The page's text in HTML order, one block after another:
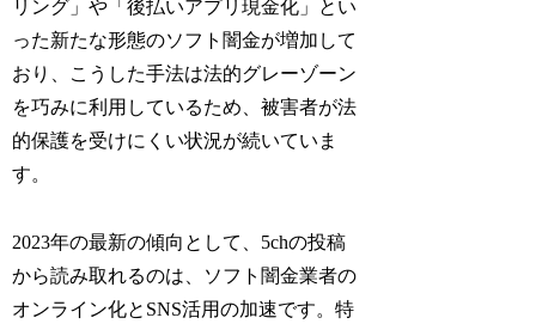
リング」や「後払いアプリ現金化」とい
った新たな形態のソフト闇金が増加して
おり、こうした手法は法的グレーゾーン
を巧みに利用しているため、被害者が法
的保護を受けにくい状況が続いていま
す。
2023年の最新の傾向として、5chの投稿
から読み取れるのは、ソフト闇金業者の
オンライン化とSNS活用の加速です。特